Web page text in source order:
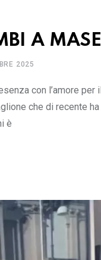
A
2025
con l’amore
che di recente
è